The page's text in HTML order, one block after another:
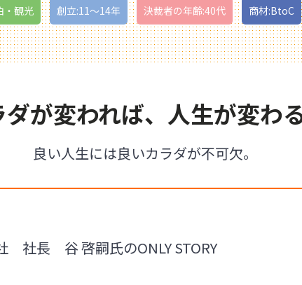
・観光 創立:11〜14年 決裁者の年齢:40代 商材:BtoC
ダが変われば、人生が変わ
良い人生には良いカラダが不可欠。
社長 谷 啓嗣氏のONLY STORY